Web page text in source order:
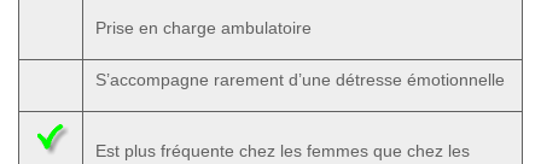
Prise en charge ambulatoire
S’accompagne rarement d’une détresse émotionnelle
Est plus fréquente chez les femmes que chez les